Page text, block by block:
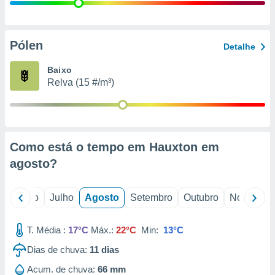
e
de
Pólen Detalhe
Baixo
Relva (15 #/m³)
Como está o tempo em Hauxton em
agosto?
Junho Julho Agosto Setembro Outubro Novembro
T. Média : 17°C Máx.: 22°C Min: 13°C
Dias de chuva: 11 dias
Acum. de chuva: 66 mm